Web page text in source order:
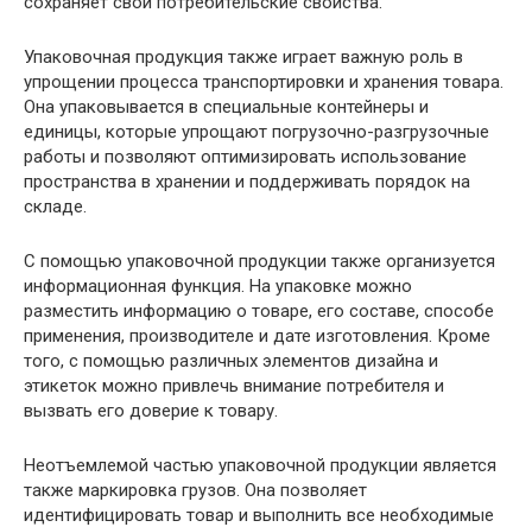
Упаковочная продукция также играет важную роль в
упрощении процесса транспортировки и хранения товара.
Она упаковывается в специальные контейнеры и
единицы, которые упрощают погрузочно-разгрузочные
работы и позволяют оптимизировать использование
пространства в хранении и поддерживать порядок на
складе.
С помощью упаковочной продукции также организуется
информационная функция. На упаковке можно
разместить информацию о товаре, его составе, способе
применения, производителе и дате изготовления. Кроме
того, с помощью различных элементов дизайна и
этикеток можно привлечь внимание потребителя и
вызвать его доверие к товару.
Неотъемлемой частью упаковочной продукции является
также маркировка грузов. Она позволяет
идентифицировать товар и выполнить все необходимые